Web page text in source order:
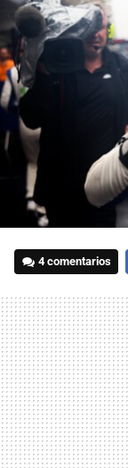
4 comentarios